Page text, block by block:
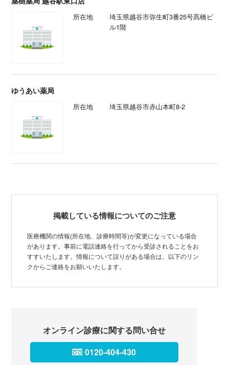
所在地
埼玉県越谷市弥生町3番25号髙橋ビ
ル1階
ゆうあい薬局
所在地 埼玉県越谷市赤山本町8-2
掲載している情報についてのご注意
医療機関の情報(所在地、診療時間等)が変更になっている場合
があります。事前に電話連絡を行ってから受診されることをお
すすいたします。情報について誤りがある場合は、以下のリン
クからご連絡をお願いいたします。
オンライン診療に関する問い合せ
0120-404-430